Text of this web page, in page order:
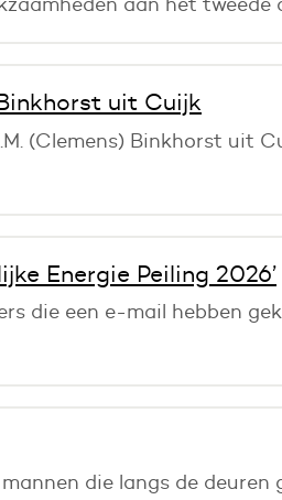
aan het tweede
uit Cuijk
(Clemens) Binkhorst uit
Energie Peiling 2026’
die een e-mail hebben
die langs de deuren